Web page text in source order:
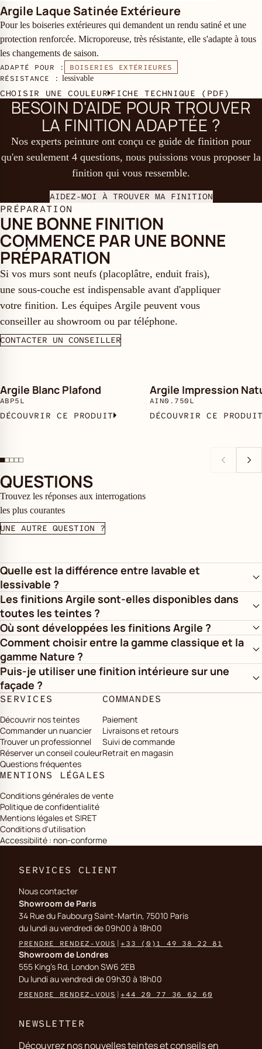
Argile Laque Satinée Extérieure
Pour les boiseries extérieures qui demandent un rendu satiné et une
protection renforcée. Microporeuse, très résistante, elle s'adapte à tous
les changements de saison.
ADAPTÉ POUR :
BOISERIES EXTÉRIEURES
RÉSISTANCE : lessivable
CHOISIR UNE COULEUR FICHE TECHNIQUE (PDF)
BESOIN D'AIDE POUR TROUVER
LA FINITION ADAPTÉE ?
Nos experts peinture ont conçu ce guide de finition pour
qu'en seulement 4 questions, nous puissions vous proposer la
finition qui vous ressemble.
AIDEZ-MOI À TROUVER MA FINITION
PRÉPARATION
UNE BONNE FINITION
COMMENCE PAR UNE BONNE
PRÉPARATION
Si vos murs sont neufs (placoplâtre, enduit frais),
une sous-couche est indispensable avant d'appliquer
votre finition. Les équipes Argile peuvent vous
conseiller au showroom ou par téléphone.
CONTACTER UN CONSEILLER
Argile Blanc Plafond
ABP5L
DÉCOUVRIR CE PRODUIT
Argile Impression
AIN0.750L
DÉCOUVRIR CE
QUESTIONS
Trouvez les réponses aux interrogations
les plus courantes
UNE AUTRE QUESTION ?
Quelle est la différence entre lavable et
lessivable ?
Les finitions Argile sont-elles disponibles dans
toutes les teintes ?
Où sont développées les finitions Argile ?
Comment choisir entre la gamme classique et la
gamme Nature ?
Puis-je utiliser une finition intérieure sur une
façade ?
SERVICES
Découvrir nos teintes
Commander un nuancier
Trouver un professionnel
Réserver un conseil couleur
Questions fréquentes
COMMANDES
Paiement
Livraisons et retours
Suivi de commande
Retrait en magasin
MENTIONS LÉGALES
Conditions générales de vente
Politique de confidentialité
Mentions légales et SIRET
Conditions d'utilisation
Accessibilité : non-conforme
SERVICES CLIENT
Nous contacter
Showroom de Paris
34 Rue du Faubourg Saint-Martin, 75010 Paris
du lundi au vendredi de 09h00 à 18h00
PRENDRE RENDEZ-VOUS +33 (0)1 49 38 22 81
Showroom de Londres
555 King's Rd, London SW6 2EB
Du lundi au vendredi de 09h30 à 18h00
PRENDRE RENDEZ-VOUS +44 20 77 36 62 60
NEWSLETTER
Découvrez nos nouvelles teintes et conseils en